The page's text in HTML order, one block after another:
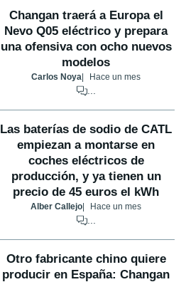
Changan traerá a Europa el
Nevo Q05 eléctrico y prepara
una ofensiva con ocho nuevos
modelos
Carlos Noya Hace un mes
...
Las baterías de sodio de CATL
empiezan a montarse en
coches eléctricos de
producción, y ya tienen un
precio de 45 euros el kWh
Alber Callejo Hace un mes
...
Otro fabricante chino quiere
producir en España: Changan